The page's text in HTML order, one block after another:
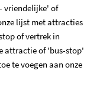
vriendelijke' of
lijst met attracties
of vertrek in
attractie of 'bus-stop'
te voegen aan onze